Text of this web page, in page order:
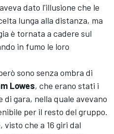
dato l'illusione che le
lunga alla distanza, ma
è tornata a cadere sul
in fumo le loro
sono senza ombra di
Lowes, che erano stati i
gara, nella quale avevano
per il resto del gruppo.
visto che a 16 giri dal